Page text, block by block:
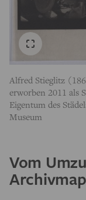
Alfred Stieglitz
erworben 2011 als
Eigentum des
Museum
Vom